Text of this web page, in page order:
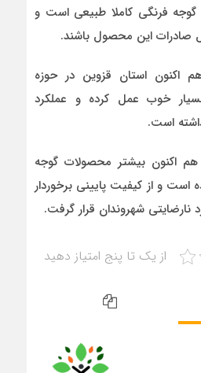
گوجه فرنگی کاملا طبیعی است و
صادرات این محصول باشند.
اکنون استان قزوین در حوزه
خوب عمل کرده و عملکرد
است.
اکنون بیشتر محصولات گوجه
است و از کیفیت پایینی برخوردار
شهروندان قرار گرفت.
از یک تا پنج امتیاز دهید